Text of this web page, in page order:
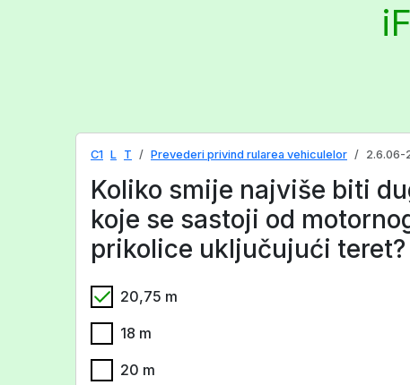
C1 L T Prevederi privind rularea vehiculelor 2.6.06-
Koliko smije najviše biti
koje se sastoji od
prikolice uključujući teret?
20,75 m
18 m
20 m